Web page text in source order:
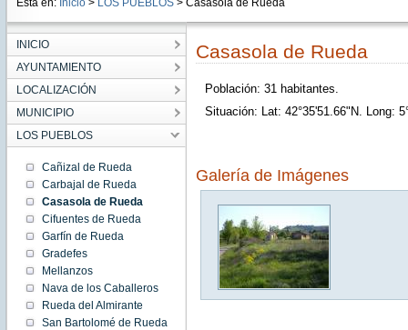
Está en: Inicio > LOS PUEBLOS> Casasola de Rueda
INICIO
AYUNTAMIENTO
LOCALIZACIÓN
MUNICIPIO
LOS PUEBLOS
Cañizal de Rueda
Carbajal de Rueda
Casasola de Rueda
Cifuentes de Rueda
Garfín de Rueda
Gradefes
Mellanzos
Nava de los Caballeros
Rueda del Almirante
San Bartolomé de Rueda
Casasola de Rueda
Población: 31 habitantes.
Situación: Lat: 42°35'51.66"N. Long:
Galería de Imágenes